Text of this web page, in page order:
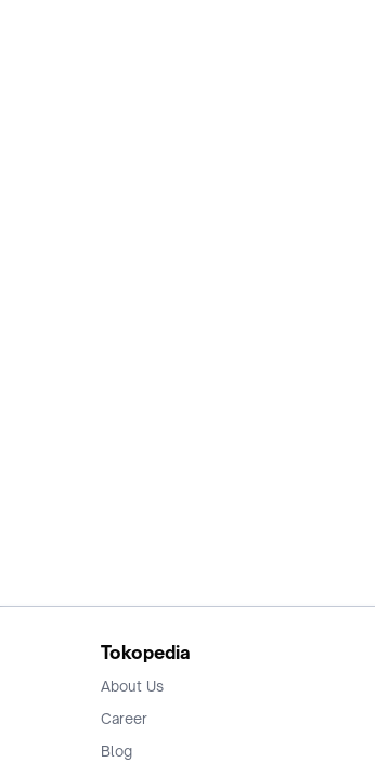
Tokopedia
About Us
Career
Blog